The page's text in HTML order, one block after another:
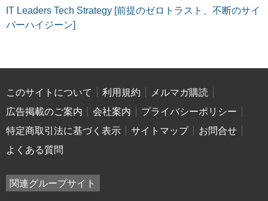
IT Leaders Tech Strategy [前提のゼロトラスト、不断のサイ
バーハイジーン]
このサイトについて 利用規約
メルマガ購読
広告掲載のご案内
会社案内
プライバシーポリシー
特定商取引法に基づく表示
サイトマップ
お問合せ
よくある質問
関連グループサイト